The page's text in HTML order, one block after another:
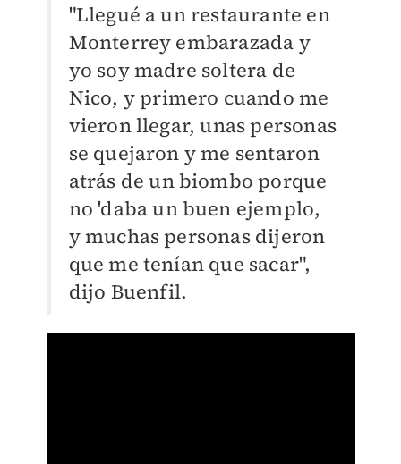
"Llegué a un restaurante en
Monterrey embarazada y
yo soy madre soltera de
Nico, y primero cuando me
vieron llegar, unas personas
se quejaron y me sentaron
atrás de un biombo porque
no 'daba un buen ejemplo,
y muchas personas dijeron
que me tenían que sacar",
dijo Buenfil.